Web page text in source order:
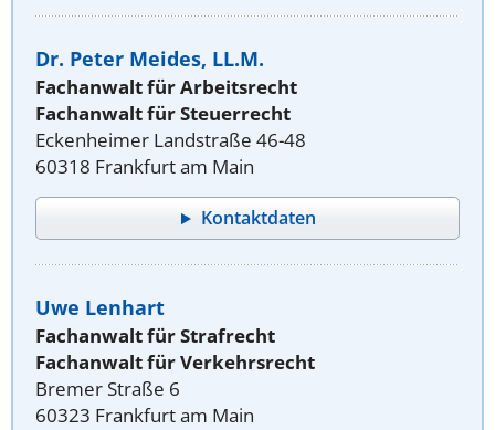
Dr. Peter Meides, LL.M.
Fachanwalt für Arbeitsrecht
Fachanwalt für Steuerrecht
Eckenheimer Landstraße 46-48
60318 Frankfurt am Main
Kontaktdaten
Uwe Lenhart
Fachanwalt für Strafrecht
Fachanwalt für Verkehrsrecht
Bremer Straße 6
60323 Frankfurt am Main